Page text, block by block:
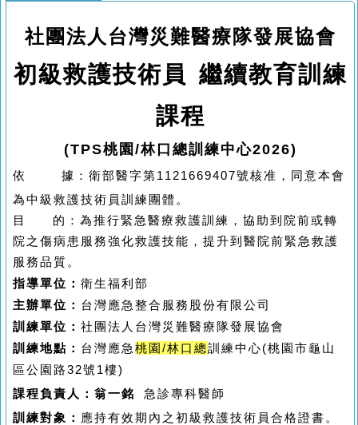
社團法人台灣災難醫療隊發展協會
初級救護技術員 繼續教育訓練
課程
(TPS桃園/林口總訓練中心2026)
依 據：衛部醫字第1121669407號核准，同意本會
為中級救護技術員訓練團體。
目 的： 為推行緊急醫療救護訓練，協助到院前或轉
院之傷病患服務強化救護技能，提升到醫院前緊急救護
服務品質。
指導單位： 衛生福利部
主辦單位： 台灣應急整合服務股份有限公司
訓練單位： 社團法人台灣災難醫療隊發展協會
訓練地點： 台灣應急 桃園/林口總訓練中心(桃園市龜山
區公園路32號1樓)
課程負責人：翁一銘
急診專科醫師
訓練對象： 應持有效期內之初級救護技術員合格證書。